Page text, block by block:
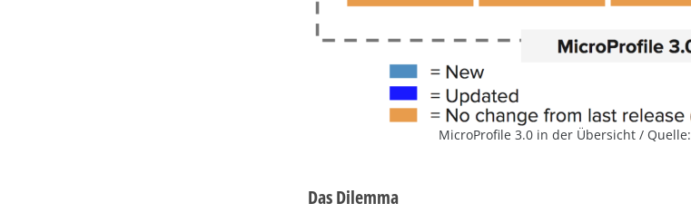
MicroProfile 3.0 in der Übersicht / Quelle:
Das Dilemma